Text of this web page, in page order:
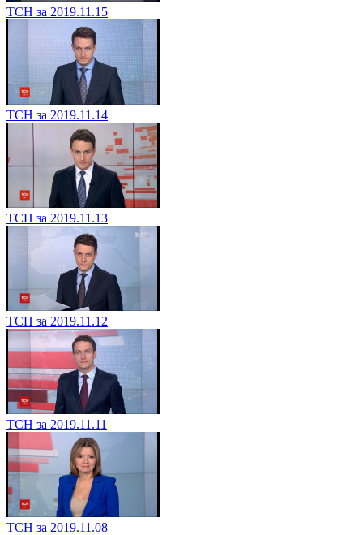
ТСН за 2019.11.15
ТСН за 2019.11.14
ТСН за 2019.11.13
ТСН за 2019.11.12
ТСН за 2019.11.11
ТСН за 2019.11.08